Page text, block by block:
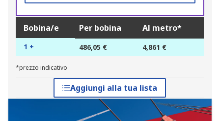
Bobina/e Per bobina Al metro*
1 + 486,05 € 4,861 €
*prezzo indicativo
Aggiungi alla tua lista